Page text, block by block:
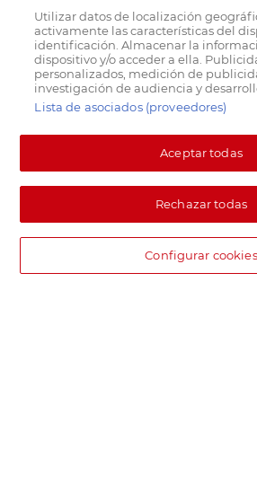
Utilizar datos de localización
activamente las características del
identificación. Almacenar la
dispositivo y/o acceder a ella.
personalizados, medición de
investigación de audiencia y
Lista de asociados (proveedores)
Aceptar todas
Rechazar todas
Configurar cookies